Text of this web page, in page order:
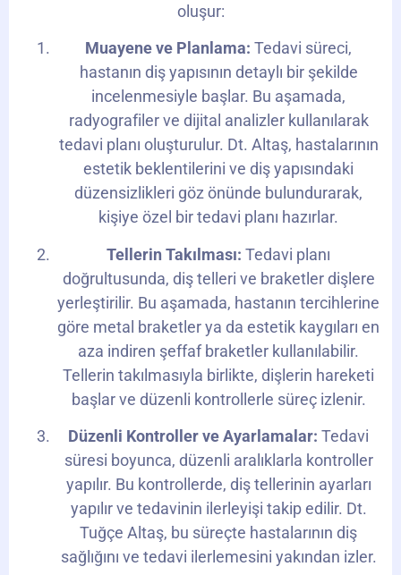
oluşur:
Muayene ve Planlama: Tedavi süreci,
hastanın diş yapısının detaylı bir şekilde
incelenmesiyle başlar. Bu aşamada,
radyografiler ve dijital analizler kullanılarak
tedavi planı oluşturulur. Dt. Altaş, hastalarının
estetik beklentilerini ve diş yapısındaki
düzensizlikleri göz önünde bulundurarak,
kişiye özel bir tedavi planı hazırlar.
Tellerin Takılması: Tedavi planı
doğrultusunda, diş telleri ve braketler dişlere
yerleştirilir. Bu aşamada, hastanın tercihlerine
göre metal braketler ya da estetik kaygıları en
aza indiren şeffaf braketler kullanılabilir.
Tellerin takılmasıyla birlikte, dişlerin hareketi
başlar ve düzenli kontrollerle süreç izlenir.
Düzenli Kontroller ve Ayarlamalar: Tedavi
süresi boyunca, düzenli aralıklarla kontroller
yapılır. Bu kontrollerde, diş tellerinin ayarları
yapılır ve tedavinin ilerleyişi takip edilir. Dt.
Tuğçe Altaş, bu süreçte hastalarının diş
sağlığını ve tedavi ilerlemesini yakından izler.